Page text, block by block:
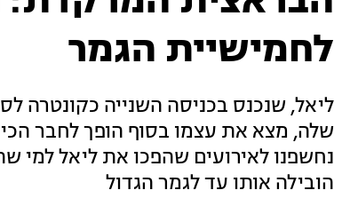
לחמישיית הגמר
ליאל, שנכנס בכניסה השנייה כקונטרה
שלה, מצא את עצמו בסוף הופך לחבר
נחשפנו לאירועים שהפכו את ליאל למי
הובילה אותו עד לגמר הגדול